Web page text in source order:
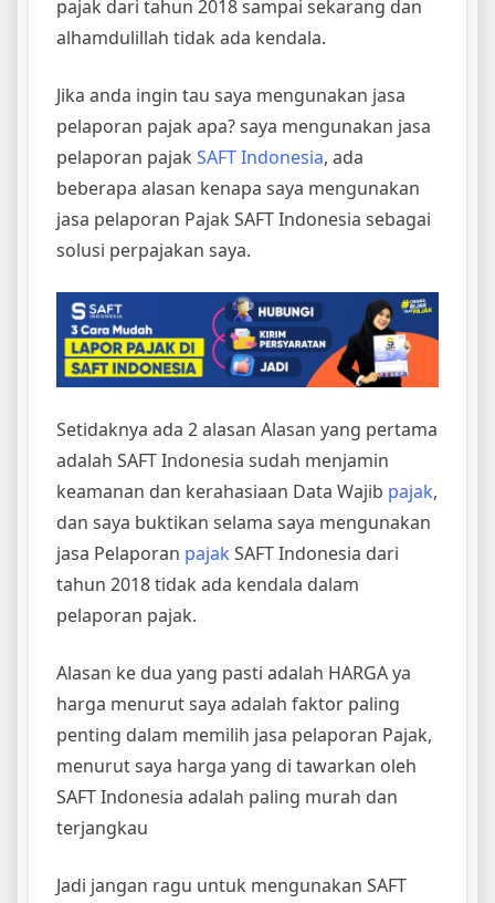
pajak dari tahun 2018 sampai sekarang dan
alhamdulillah tidak ada kendala.
Jika anda ingin tau saya mengunakan jasa
pelaporan pajak apa? saya mengunakan jasa
pelaporan pajak SAFT Indonesia, ada
beberapa alasan kenapa saya mengunakan
jasa pelaporan Pajak SAFT Indonesia sebagai
solusi perpajakan saya.
Setidaknya ada 2 alasan Alasan yang pertama
adalah SAFT Indonesia sudah menjamin
keamanan dan kerahasiaan Data Wajib pajak,
dan saya buktikan selama saya mengunakan
jasa Pelaporan pajak SAFT Indonesia dari
tahun 2018 tidak ada kendala dalam
pelaporan pajak.
Alasan ke dua yang pasti adalah HARGA ya
harga menurut saya adalah faktor paling
penting dalam memilih jasa pelaporan Pajak,
menurut saya harga yang di tawarkan oleh
SAFT Indonesia adalah paling murah dan
terjangkau
Jadi jangan ragu untuk mengunakan SAFT